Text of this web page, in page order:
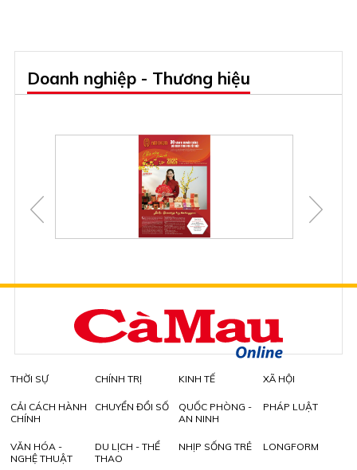
Doanh nghiệp - Thương hiệu
THỜI SỰ CHÍNH TRỊ KINH TẾ XÃ HỘI
CẢI CÁCH HÀNH
CHÍNH
CHUYỂN ĐỔI SỐ
QUỐC PHÒNG -
AN NINH
PHÁP LUẬT
VĂN HÓA -
NGHỆ THUẬT
DU LỊCH - THỂ
THAO
NHỊP SỐNG TRẺ LONGFORM